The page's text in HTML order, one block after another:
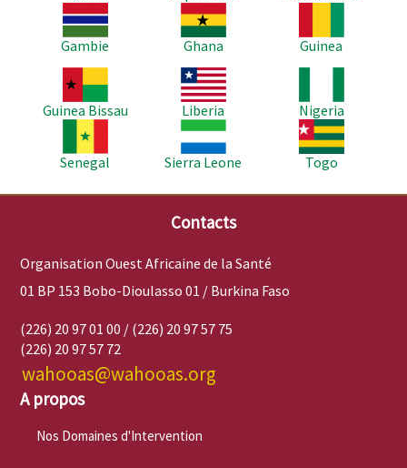
Image
Gambie
Image
Ghana
Guinea
Image
Guinea Bissau
Image
Liberia
Nigeria
Senegal
Image
Sierra Leone
Image
Togo
Contacts
Organisation Ouest Africaine de la Santé
01 BP 153 Bobo-Dioulasso 01 / Burkina Faso
(226) 20 97 01 00 / (226) 20 97 57 75
(226) 20 97 57 72
wahooas@wahooas.org
A propos
Nos Domaines d'Intervention